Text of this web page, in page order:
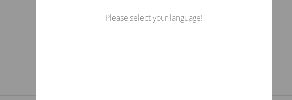
2. Mag. Gerhard Wagenhofer
Please select your language!